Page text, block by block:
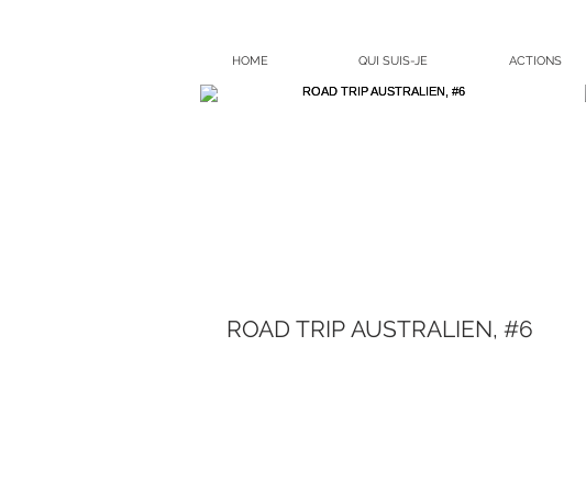
HOME QUI SUIS-JE ACTIONS
ROAD TRIP AUSTRALIEN, #6